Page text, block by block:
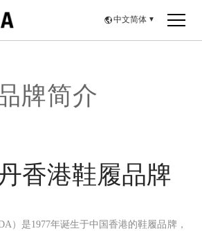
中文简体 ▼
牌简介
香港鞋履品牌
）是1977年诞生于中国香港的鞋履品牌，